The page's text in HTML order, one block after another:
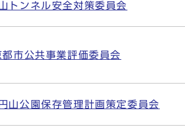
トンネル安全対策委員会
市公共事業評価委員会
山公園保存管理計画策定委員会